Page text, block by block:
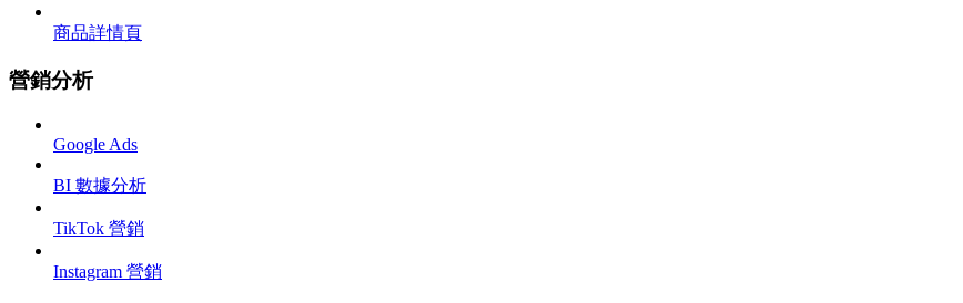
商品詳情頁
營銷分析
Google Ads
BI 數據分析
TikTok 營銷
Instagram 營銷